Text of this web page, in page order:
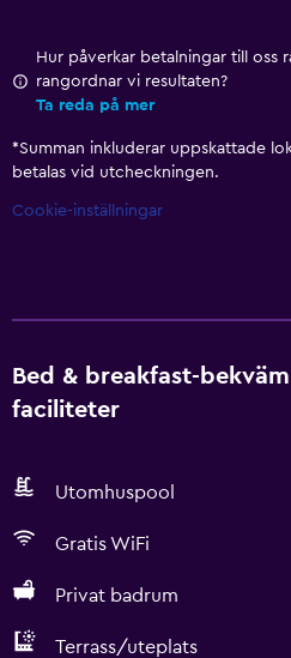
Hur påverkar betalningar till oss
rangordnar vi resultaten?
Ta reda på mer
*Summan inkluderar uppskattade
betalas vid utcheckningen.
Cookie-inställningar
Bed & breakfast-
faciliteter
Utomhuspool
Gratis WiFi
Privat badrum
Terrass/uteplats